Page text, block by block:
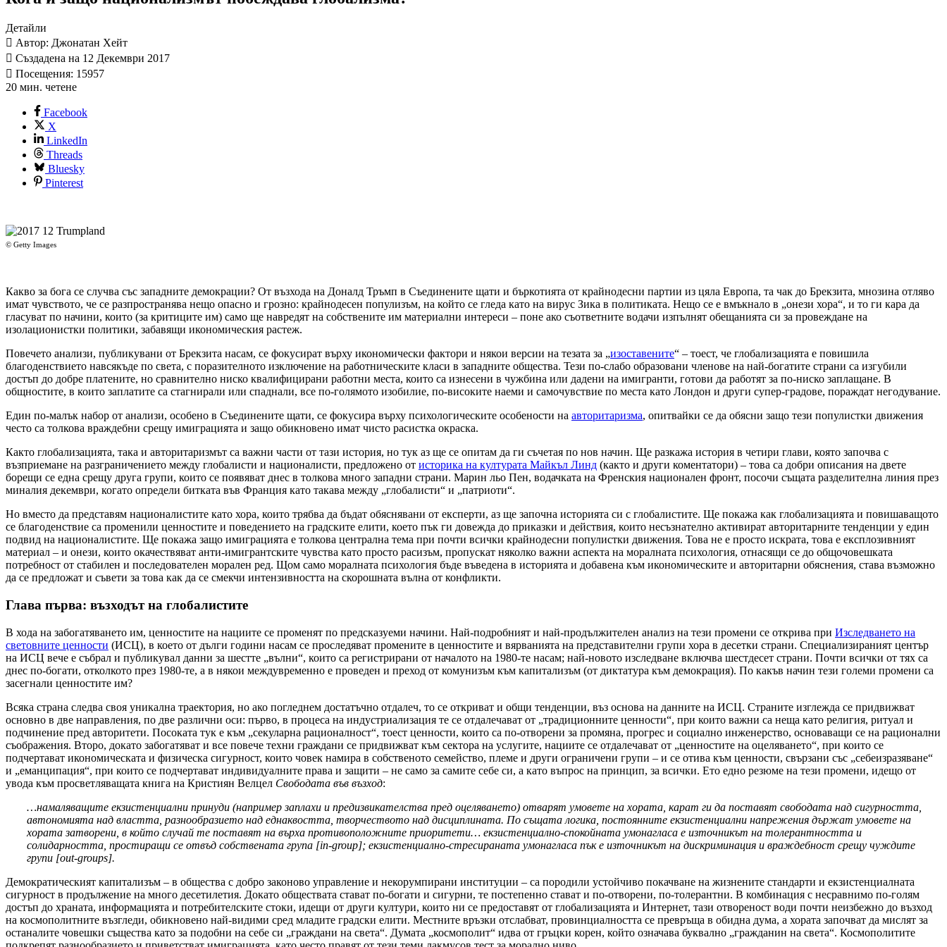
Детайли
Автор: Джонатан Хейт
Създадена на 12 Декември 2017
Посещения: 15957
20 мин. четене
Facebook
X
LinkedIn
Threads
Bluesky
Pinterest
© Getty Images
Какво за бога се случва със западните демокрации? От възхода на Доналд Тръмп в Съединените щати и бъркотията от крайнодесни партии из цяла Европа, та чак до Брекзита, мнозина отляво
имат чувството, че се разпространява нещо опасно и грозно: крайнодесен популизъм, на който се гледа като на вирус Зика в политиката. Нещо се е вмъкнало в „онези хора“, и то ги кара да
гласуват по начини, които (за критиците им) само ще навредят на собствените им материални интереси – поне ако съответните водачи изпълнят обещанията си за провеждане на
изолационистки политики, забавящи икономическия растеж.
Повечето анализи, публикувани от Брекзита насам, се фокусират върху икономически фактори и някои версии на тезата за „изоставените“ – тоест, че глобализацията е повишила
благоденствието навсякъде по света, с поразителното изключение на работническите класи в западните общества. Тези по-слабо образовани членове на най-богатите страни са изгубили
достъп до добре платените, но сравнително ниско квалифицирани работни места, които са изнесени в чужбина или дадени на имигранти, готови да работят за по-ниско заплащане. В
общностите, в които заплатите са стагнирали или спаднали, все по-голямото изобилие, по-високите наеми и самочувствие по места като Лондон и други супер-градове, пораждат негодувание.
Един по-малък набор от анализи, особено в Съединените щати, се фокусира върху психологическите особености на авторитаризма, опитвайки се да обясни защо тези популистки движения
често са толкова враждебни срещу имиграцията и защо обикновено имат чисто расистка окраска.
Както глобализацията, така и авторитаризмът са важни части от тази история, но тук аз ще се опитам да ги съчетая по нов начин. Ще разкажа история в четири глави, която започва с
възприемане на разграничението между глобалисти и националисти, предложено от историка на културата Майкъл Линд (както и други коментатори) – това са добри описания на двете
борещи се една срещу друга групи, които се появяват днес в толкова много западни страни. Марин льо Пен, водачката на Френския национален фронт, посочи същата разделителна линия през
миналия декември, когато определи битката във Франция като такава между „глобалисти“ и „патриоти“.
Но вместо да представям националистите като хора, които трябва да бъдат обяснявани от експерти, аз ще започна историята си с глобалистите. Ще покажа как глобализацията и повишаващото
се благоденствие са променили ценностите и поведението на градските елити, което пък ги довежда до приказки и действия, които несъзнателно активират авторитарните тенденции у един
подвид на националистите. Ще покажа защо имиграцията е толкова централна тема при почти всички крайнодесни популистки движения. Това не е просто искрата, това е експлозивният
материал – и онези, които окачествяват анти-имигрантските чувства като просто расизъм, пропускат няколко важни аспекта на моралната психология, отнасящи се до общочовешката
потребност от стабилен и последователен морален ред. Щом само моралната психология бъде въведена в историята и добавена към икономическите и авторитарни обяснения, става възможно
да се предложат и съвети за това как да се смекчи интензивността на скорошната вълна от конфликти.
Глава първа: възходът на глобалистите
В хода на забогатяването им, ценностите на нациите се променят по предсказуеми начини. Най-подробният и най-продължителен анализ на тези промени се открива при Изследването на
световните ценности (ИСЦ), в което от дълги години насам се проследяват промените в ценностите и вярванията на представителни групи хора в десетки страни. Специализираният център
на ИСЦ вече е събрал и публикувал данни за шестте „вълни“, които са регистрирани от началото на 1980-те насам; най-новото изследване включва шестдесет страни. Почти всички от тях са
днес по-богати, отколкото през 1980-те, а в някои междувременно е проведен и преход от комунизъм към капитализъм (от диктатура към демокрация). По какъв начин тези големи промени са
засегнали ценностите им?
Всяка страна следва своя уникална траектория, но ако погледнем достатъчно отдалеч, то се откриват и общи тенденции, въз основа на данните на ИСЦ. Страните изглежда се придвижват
основно в две направления, по две различни оси: първо, в процеса на индустриализация те се отдалечават от „традиционните ценности“, при които важни са неща като религия, ритуал и
подчинение пред авторитети. Посоката тук е към „секуларна рационалност“, тоест ценности, които са по-отворени за промяна, прогрес и социално инженерство, основаващи се на рационални
съображения. Второ, докато забогатяват и все повече техни граждани се придвижват към сектора на услугите, нациите се отдалечават от „ценностите на оцеляването“, при които се
подчертават икономическата и физическа сигурност, които човек намира в собственото семейство, племе и други ограничени групи – и се отива към ценности, свързани със „себеизразяване“
и „еманципация“, при които се подчертават индивидуалните права и защити – не само за самите себе си, а като въпрос на принцип, за всички. Ето едно резюме на тези промени, идещо от
увода към просветляващата книга на Кристиян Велцел Свободата във възход:
…намаляващите екзистенциални принуди (например заплахи и предизвикателства пред оцеляването) отварят умовете на хората, карат ги да поставят свободата над сигурността,
автономията над властта, разнообразието над еднаквостта, творчеството над дисциплината. По същата логика, постоянните екзистенциални напрежения държат умовете на
хората затворени, в който случай те поставят на върха противоположните приоритети… екзистенциално-спокойната умонагласа е източникът на толерантността и
солидарността, простиращи се отвъд собствената група [in-group]; екзистенциално-стресираната умонагласа пък е източникът на дискриминация и враждебност срещу чуждите
групи [out-groups].
Демократическият капитализъм – в общества с добро законово управление и некорумпирани институции – са породили устойчиво покачване на жизнените стандарти и екзистенциалната
сигурност в продължение на много десетилетия. Докато обществата стават по-богати и сигурни, те постепенно стават и по-отворени, по-толерантни. В комбинация с несравнимо по-голям
достъп до храната, информацията и потребителските стоки, идещи от други култури, които ни се предоставят от глобализацията и Интернет, тази отвореност води почти неизбежно до възход
на космополитните възгледи, обикновено най-видими сред младите градски елити. Местните връзки отслабват, провинциалността се превръща в обидна дума, а хората започват да мислят за
останалите човешки същества като за подобни на себе си „граждани на света“. Думата „космополит“ идва от гръцки корен, който означава буквално „гражданин на света“. Космополитите